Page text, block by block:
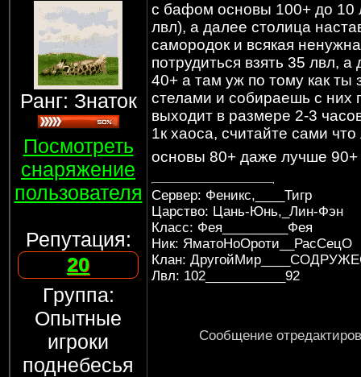
Ранг: Знаток
Посмотреть
снаряжение
пользователя
Репутация:
20
Группа:
Опытные
игроки
поднебесья
с бафом основы 100+ до 10
лвл), а далее столица
самородок и всякая
потрудиться взять 35 лвл,
40+ а там уж по тому как ты
стелами и собираешь с них
выходит в размере 2-3
1к хаоса, считайте сами
основы 80+ даже лучше 90+
Сервер: Феникс,____Тигр
Царство: Цань-Юнь,_Лин-Фэн
Класс: Фея_________Фея
Ник: ЯматоНоОроти__РасСецО
Клан:
Лвл: 102___________92
Сообщение